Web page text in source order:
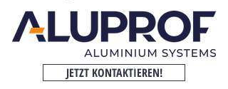
JETZT KONTAKTIEREN!